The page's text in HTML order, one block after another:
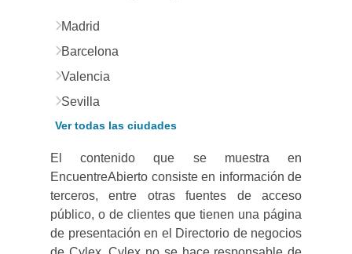
Madrid
Barcelona
Valencia
Sevilla
Ver todas las ciudades
El contenido que se muestra en
EncuentreAbierto consiste en información de
terceros, entre otras fuentes de acceso
público, o de clientes que tienen una página
de presentación en el Directorio de negocios